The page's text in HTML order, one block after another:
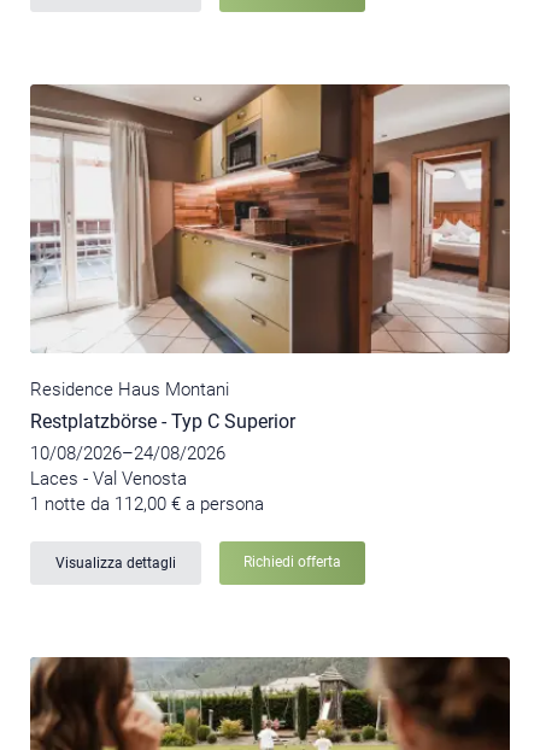
Residence Haus Montani
Restplatzbörse - Typ C Superior
10/08/2026–24/08/2026
Laces - Val Venosta
1 notte da 112,00 € a persona
Visualizza dettagli Richiedi offerta